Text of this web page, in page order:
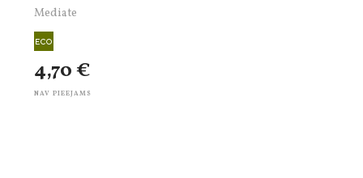
Mediate
4,70 €
NAV PIEEJAMS